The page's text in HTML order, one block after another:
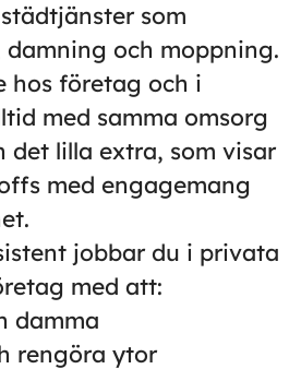
som
och moppning.
hos företag och i
med samma omsorg
det lilla extra, som visar
med engagemang
jobbar du i privata
med att:
damma
rengöra ytor